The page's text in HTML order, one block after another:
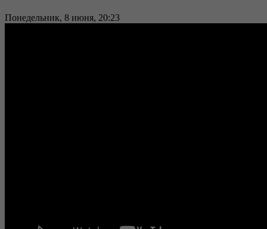
Понедельник, 8 июня, 20:23